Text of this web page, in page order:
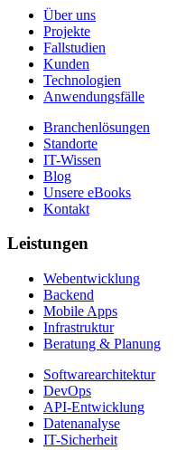
Über uns
Projekte
Fallstudien
Kunden
Technologien
Anwendungsfälle
Branchenlösungen
Standorte
IT-Wissen
Blog
Unsere eBooks
Kontakt
Leistungen
Webentwicklung
Backend
Mobile Apps
Infrastruktur
Beratung & Planung
Softwarearchitektur
DevOps
API-Entwicklung
Datenanalyse
IT-Sicherheit